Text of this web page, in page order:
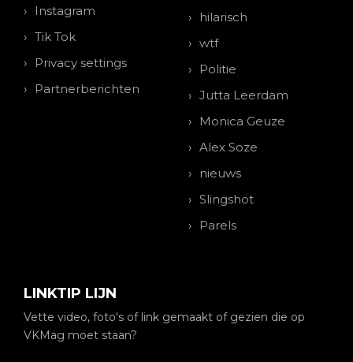
Instagram
Tik Tok
Privacy settings
Partnerberichten
hilarisch
wtf
Politie
Jutta Leerdam
Monica Geuze
Alex Soze
nieuws
Slingshot
Parels
LINKTIP LIJN
Vette video, foto's of link gemaakt of gezien die op
VKMag moet staan?